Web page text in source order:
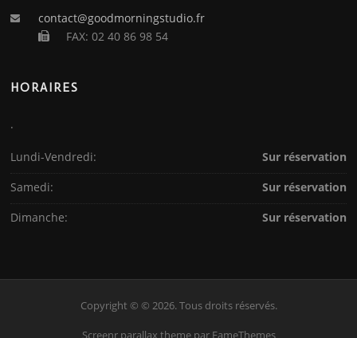
contact@goodmorningstudio.fr
FAX: 02 40 86 98 54
HORAIRES
.
Lundi-Vendredi:
Sur réservation
Samedi:
Sur réservation
Dimanche:
Sur réservation
Copyright © © 2026. Tous droits réservés.
Screenr parallax themepar FameThemes